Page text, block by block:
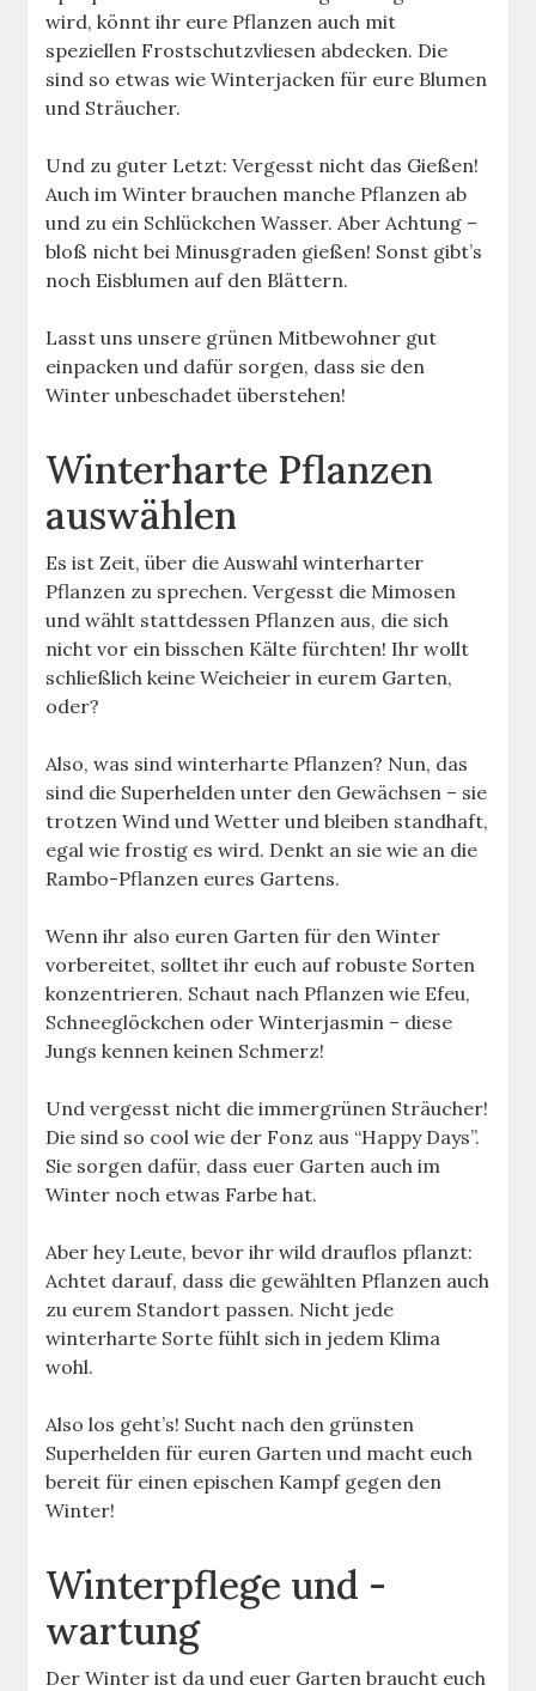
wird, könnt ihr eure Pflanzen auch mit
speziellen Frostschutzvliesen abdecken. Die
sind so etwas wie Winterjacken für eure Blumen
und Sträucher.
Und zu guter Letzt: Vergesst nicht das Gießen!
Auch im Winter brauchen manche Pflanzen ab
und zu ein Schlückchen Wasser. Aber Achtung –
bloß nicht bei Minusgraden gießen! Sonst gibt’s
noch Eisblumen auf den Blättern.
Lasst uns unsere grünen Mitbewohner gut
einpacken und dafür sorgen, dass sie den
Winter unbeschadet überstehen!
Winterharte Pflanzen
auswählen
Es ist Zeit, über die Auswahl winterharter
Pflanzen zu sprechen. Vergesst die Mimosen
und wählt stattdessen Pflanzen aus, die sich
nicht vor ein bisschen Kälte fürchten! Ihr wollt
schließlich keine Weicheier in eurem Garten,
oder?
Also, was sind winterharte Pflanzen? Nun, das
sind die Superhelden unter den Gewächsen – sie
trotzen Wind und Wetter und bleiben standhaft,
egal wie frostig es wird. Denkt an sie wie an die
Rambo-Pflanzen eures Gartens.
Wenn ihr also euren Garten für den Winter
vorbereitet, solltet ihr euch auf robuste Sorten
konzentrieren. Schaut nach Pflanzen wie Efeu,
Schneeglöckchen oder Winterjasmin – diese
Jungs kennen keinen Schmerz!
Und vergesst nicht die immergrünen Sträucher!
Die sind so cool wie der Fonz aus “Happy Days”.
Sie sorgen dafür, dass euer Garten auch im
Winter noch etwas Farbe hat.
Aber hey Leute, bevor ihr wild drauflos pflanzt:
Achtet darauf, dass die gewählten Pflanzen auch
zu eurem Standort passen. Nicht jede
winterharte Sorte fühlt sich in jedem Klima
wohl.
Also los geht’s! Sucht nach den grünsten
Superhelden für euren Garten und macht euch
bereit für einen epischen Kampf gegen den
Winter!
Winterpflege und -
wartung
Der Winter ist da und euer Garten braucht euch